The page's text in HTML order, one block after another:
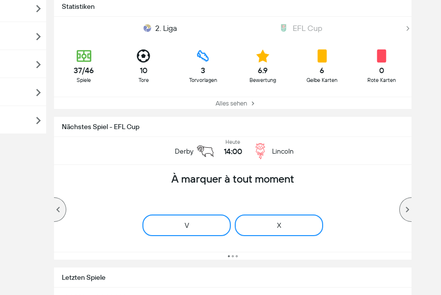
Statistiken
2. Liga EFL Cup
37/46
Spiele
10
Tore
3
Torvorlagen
6.9
Bewertung
6
Gelbe Karten
0
Rote Karten
Alles sehen
Nächstes Spiel - EFL Cup
Derby
Heute
14:00 Lincoln
À marquer à tout moment
V X
Letzten Spiele